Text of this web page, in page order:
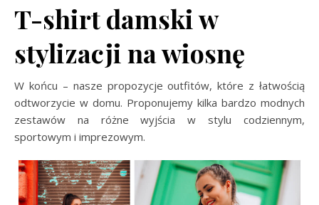
T-shirt damski w
stylizacji na wiosnę
W końcu – nasze propozycje outfitów, które z łatwością
odtworzycie w domu. Proponujemy kilka bardzo modnych
zestawów na różne wyjścia w stylu codziennym,
sportowym i imprezowym.